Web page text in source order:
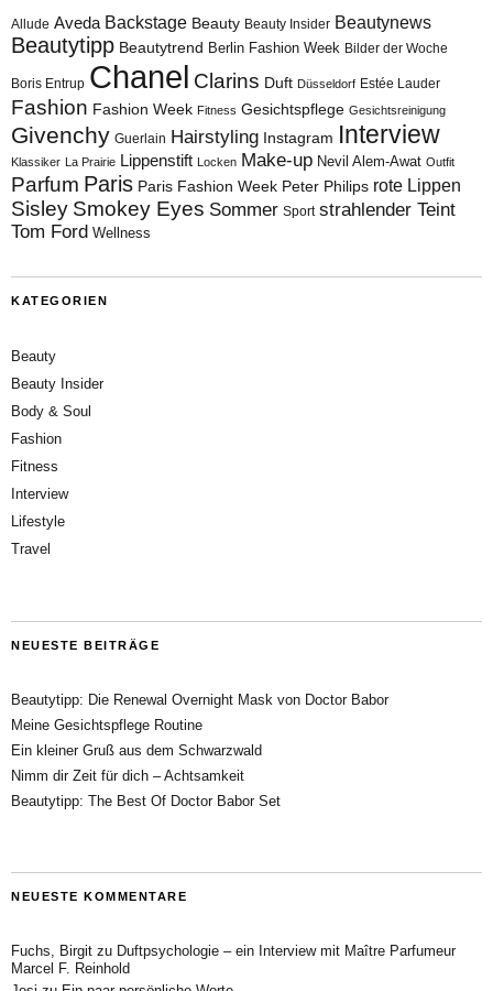
Allude Aveda Backstage Beauty Beauty Insider Beautynews
Beautytipp Beautytrend Berlin Fashion Week Bilder der Woche
Boris Entrup Chanel Clarins Duft Düsseldorf Estée Lauder
Fashion Fashion Week Fitness Gesichtspflege Gesichtsreinigung
Givenchy Guerlain Hairstyling Instagram Interview
Klassiker La Prairie Lippenstift Locken Make-up Nevil Alem-Awat Outfit
Parfum Paris Paris Fashion Week Peter Philips rote Lippen
Sisley Smokey Eyes Sommer Sport strahlender Teint
Tom Ford Wellness
KATEGORIEN
Beauty
Beauty Insider
Body & Soul
Fashion
Fitness
Interview
Lifestyle
Travel
NEUESTE BEITRÄGE
Beautytipp: Die Renewal Overnight Mask von Doctor Babor
Meine Gesichtspflege Routine
Ein kleiner Gruß aus dem Schwarzwald
Nimm dir Zeit für dich – Achtsamkeit
Beautytipp: The Best Of Doctor Babor Set
NEUESTE KOMMENTARE
Fuchs, Birgit zu Duftpsychologie – ein Interview mit Maître Parfumeur
Marcel F. Reinhold